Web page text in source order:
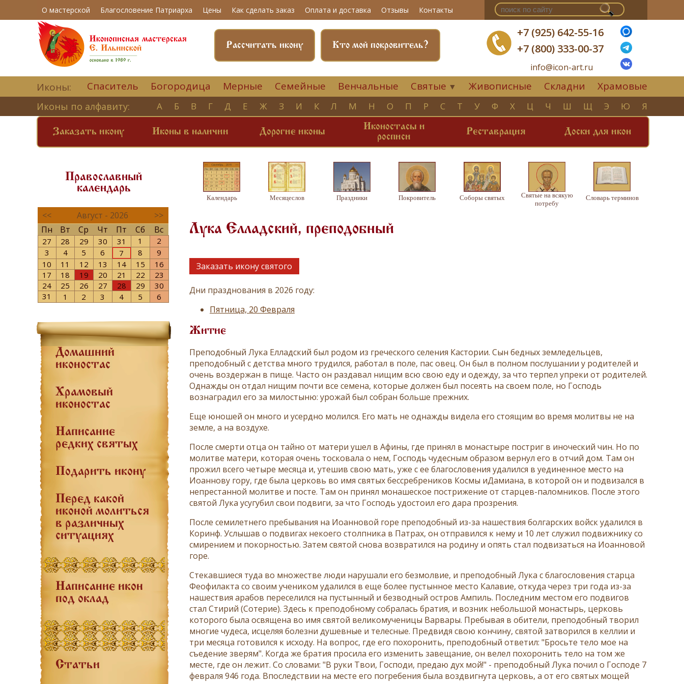
О мастерской Благословение Патриарха Цены Как сделать заказ Оплата и доставка Отзывы Контакты
+7 (925) 642-55-16
+7 (800) 333-00-37
info@icon-art.ru
Кто мой покровитель?
Рассчитать икону
Иконы: Спаситель Богородица Мерные Семейные Венчальные Святые ▼ Живописные Складни Храмовые
Иконы по алфавиту: А Б В Г Д Е Ж З И К Л М Н О П Р С Т У Ф Х Ц Ч Ш Щ Э Ю Я
Заказать икону Иконы в наличии Дорогие иконы
Иконостасы и
росписи
Реставрация Доски для икон
Православный
календарь
<< Август - 2026
>>
Пн
Вт Ср Чт Пт Сб Вс
27 28 29 30 31 1
2
3
4 5 6 7 8
9
10
11 12 13 14 15
16
17
18 19 20 21 22
23
24
25 26 27 28 29
30
31
1 2 3 4 5 6
Домашний
иконостас
Храмовый
иконостас
Написание
редких святых
Подарить икону
Перед какой
иконой молиться
в различных
ситуациях
Написание икон
под оклад
Статьи
Календарь Месяцеслов Праздники Покровитель Соборы святых
Святые на всякую
потребу
Словарь терминов
Лука Елладский, преподобный
Заказать икону святого
Дни празднования в 2026 году:
Пятница, 20 Февраля
Житие
Преподобный Лука Елладский был родом из греческого селения Кастории. Сын бедных земледельцев,
преподобный с детства много трудился, работал в поле, пас овец. Он был в полном послушании у родителей и
очень воздержан в пище. Часто он раздавал нищим всю свою еду и одежду, за что терпел упреки от родителей.
Однажды он отдал нищим почти все семена, которые должен был посеять на своем поле, но Господь
вознаградил его за милостыню: урожай был собран больше прежних.
Еще юношей он много и усердно молился. Его мать не однажды видела его стоящим во время молитвы не на
земле, а на воздухе.
После смерти отца он тайно от матери ушел в Афины, где принял в монастыре постриг в иноческий чин. Но по
молитве матери, которая очень тосковала о нем, Господь чудесным образом вернул его в отчий дом. Там он
прожил всего четыре месяца и, утешив свою мать, уже с ее благословения удалился в уединенное место на
Иоаннову гору, где была церковь во имя святых бессребреников Космы иДамиана, в которой он и подвизался в
непрестанной молитве и посте. Там он принял монашеское пострижение от старцев-паломников. После этого
святой Лука усугубил свои подвиги, за что Господь удостоил его дара прозрения.
После семилетнего пребывания на Иоанновой горе преподобный из-за нашествия болгарских войск удалился в
Коринф. Услышав о подвигах некоего столпника в Патрах, он отправился к нему и 10 лет служил подвижнику со
смирением и покорностью. Затем святой снова возвратился на родину и опять стал подвизаться на Иоанновой
горе.
Стекавшиеся туда во множестве люди нарушали его безмолвие, и преподобный Лука с благословения старца
Феофилакта со своим учеником удалился в еще более пустынное место Калавие, откуда через три года из-за
нашествия арабов переселился на пустынный и безводный остров Ампиль. Последним местом его подвигов
стал Стирий (Сотерие). Здесь к преподобному собралась братия, и возник небольшой монастырь, церковь
которого была освящена во имя святой великомученицы Варвары. Пребывая в обители, преподобный творил
многие чудеса, исцеляя болезни душевные и телесные. Предвидя свою кончину, святой затворился в келлии и
три месяца готовился к исходу. На вопрос, где его похоронить, преподобный ответил: "Бросьте тело мое на
съедение зверям". Когда же братия просила его изменить завещание, он велел похоронить тело на том же
месте, где он лежит. Со словами: "В руки Твои, Господи, предаю дух мой!" - преподобный Лука почил о Господе 7
февраля 946 года. Впоследствии на месте его погребения была воздвигнута церковь, а от его святых мощей